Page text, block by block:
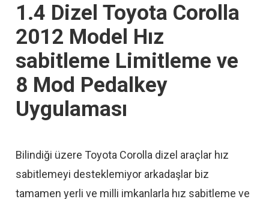
1.4 Dizel Toyota Corolla
2012 Model Hız
sabitleme Limitleme ve
8 Mod Pedalkey
Uygulaması
Bilindiği üzere Toyota Corolla dizel araçlar hız
sabitlemeyi desteklemiyor arkadaşlar biz
tamamen yerli ve milli imkanlarla hız sabitleme ve